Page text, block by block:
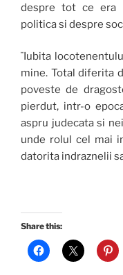
despre tot ce era
politica si despre
¨Iubita
mine. Total diferita
poveste de
pierdut, intr-o
aspru judecata si
unde rolul cel mai
datorita indraznelii
Share this: